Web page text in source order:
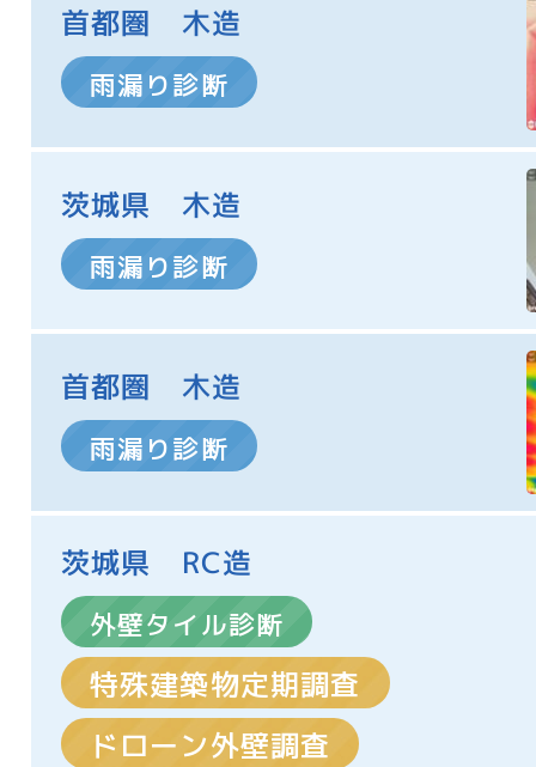
首都圏 木造
雨漏り診断
茨城県 木造
雨漏り診断
首都圏 木造
雨漏り診断
茨城県 RC造
外壁タイル診断
特殊建築物定期調査
ドローン外壁調査